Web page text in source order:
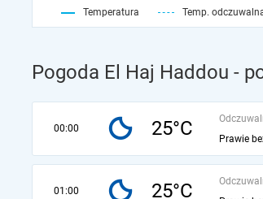
Temperatura Temp.
Pogoda El Haj Haddou -
00:00 25°C
Prawie
01:00 25°C